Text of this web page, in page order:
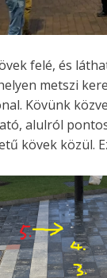
felé, és
metszi
Kövünk
alulról
kövek közül.